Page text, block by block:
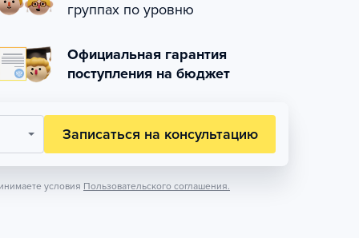
группах по уровню
Официальная гарантия
поступления на бюджет
Записаться на консультацию
условия Пользовательского соглашения.